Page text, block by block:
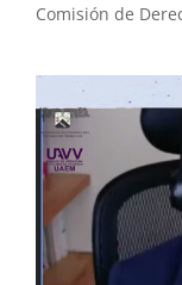
Comisión de